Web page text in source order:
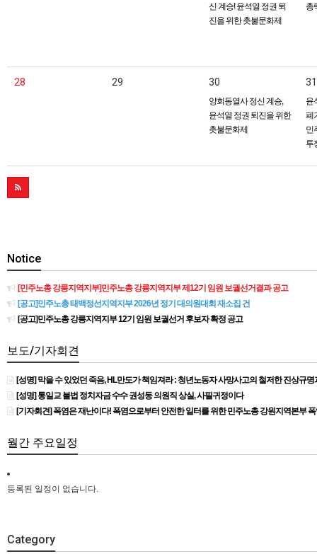
신 계승! 윤석열 정권 퇴
진을 위한 촛불문화제
총
28 29 30
양회동열사 정신 계승,
윤석열 정권 퇴진을 위한
촛불문화제
31
윤
폐
민
투
Notice
[민주노총 강릉지역지부]민주노총 강릉지역지부 제12기 임원 보궐선거결과 공고
[공고]민주노총 태백정선지역지부 2026년 정기 대의원대회 재소집 건
[공고]민주노총 강릉지역지부 12기 임원 보궐선거 후보자 확정 공고
보도/기자회견
[성명] 막을 수 있었던 죽음, HL만도가 책임져라 : 청년노동자 사망사고의 철저한 진상규
[성명] 통일교 불법 정치자금 수수 권성동 의원직 상실, 사필귀정이다
[기자회견] 폭염은 재난이다! 폭염으로부터 안전한 일터를 위한 민주노총 강원지역본부
월간 주요일정
등록된 일정이 없습니다.
Category